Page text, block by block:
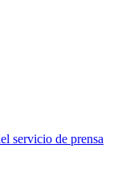
servicio de prensa